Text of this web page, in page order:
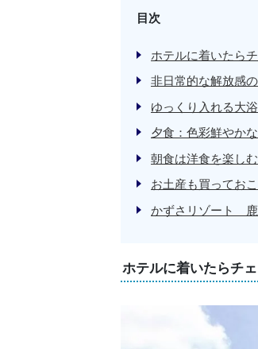
目次
ホテルに着いたら
非日常的な解放感
ゆっくり入れる大
夕食：色彩鮮やか
朝食は洋食を楽しむ
お土産も買っておこ
かずさリゾート 鹿
ホテルに着いたらチ